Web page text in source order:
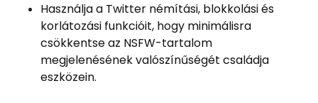
Használja a Twitter némítási, blokkolási és
korlátozási funkcióit, hogy minimálisra
csökkentse az NSFW-tartalom
megjelenésének valószínűségét családja
eszközein.